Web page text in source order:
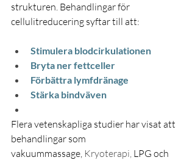
strukturen. Behandlingar för
cellulitreducering syftar till att:
Stimulera blodcirkulationen
Bryta ner fettceller
Förbättra lymfdränage
Stärka bindväven
Flera vetenskapliga studier har visat att
behandlingar som
vakuummassage, Kryoterapi, LPG och